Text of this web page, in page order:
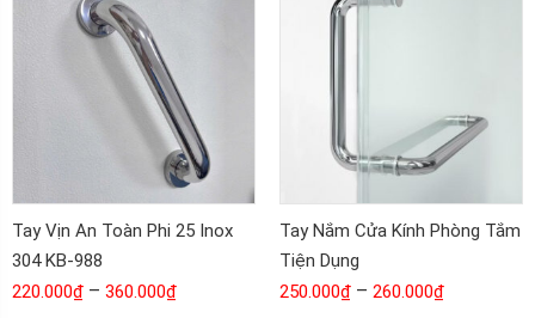
Tay Vịn An Toàn Phi 25 Inox
304 KB-988
220.000₫ – 360.000₫
Tay Nắm Cửa Kính Phòng Tắm
Tiện Dụng
250.000₫ – 260.000₫